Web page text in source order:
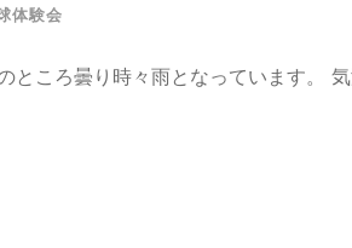
体験会
ころ曇り時々雨となっています。